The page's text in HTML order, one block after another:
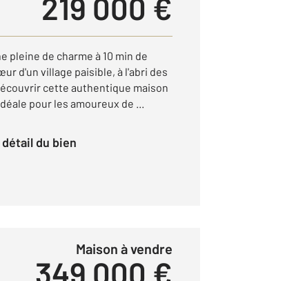
219 000 €
pleine de charme à 10 min de
d'un village paisible, à l'abri des
cette authentique maison
pour les amoureux de ...
détail du bien
Maison à vendre
349 000 €